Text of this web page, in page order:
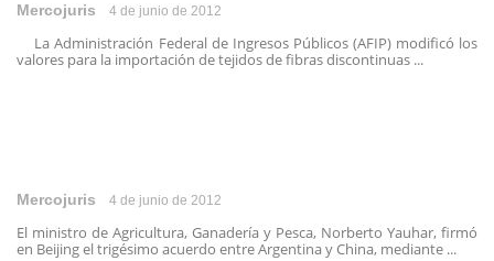
Mercojuris 4 de junio de 2012
La Administración Federal de Ingresos Públicos (AFIP) modificó los
valores para la importación de tejidos de fibras discontinuas ...
Mercojuris 4 de junio de 2012
El ministro de Agricultura, Ganadería y Pesca, Norberto Yauhar, firmó
en Beijing el trigésimo acuerdo entre Argentina y China, mediante ...